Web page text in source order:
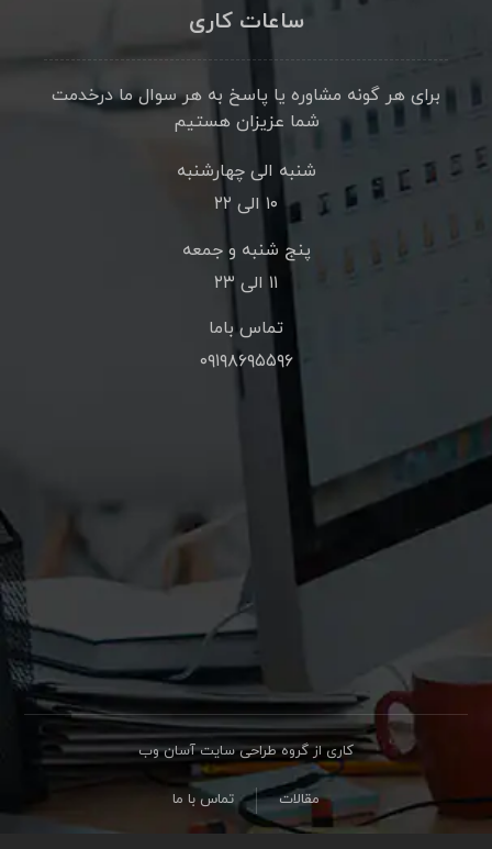
ساعات کاری
برای هر گونه مشاوره یا پاسخ به هر سوال ما درخدمت
شما عزیزان هستیم
شنبه الی چهارشنبه
۱۰ الی ۲۲
پنج شنبه و جمعه
۱۱ الی ۲۳
تماس باما
۰۹۱۹۸۶۹۵۵۹۶
کاری از گروه طراحی سایت آسان وب
تماس با ما مقالات